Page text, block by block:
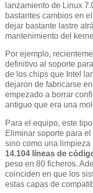
lanzamiento de Linux
bastantes cambios en
dejar bastante lastre
mantenimiento del
Por ejemplo,
definitivo al soporte
de los chips que Intel
dejaron de fabricarse
empezado a borrar
antiguo que era una
Para el equipo, este
Eliminar soporte para
sino como una
14.104 líneas de
peso en 80 ficheros.
coinciden en que los
estas capas de